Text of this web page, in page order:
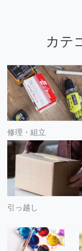
カテ
修理・組立
引っ越し